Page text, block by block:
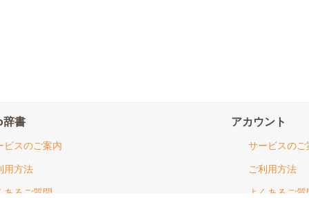
書
ビスのご案内
用方法
あるご質問
アカウント
サービスの
ご利用方法
よくあるご